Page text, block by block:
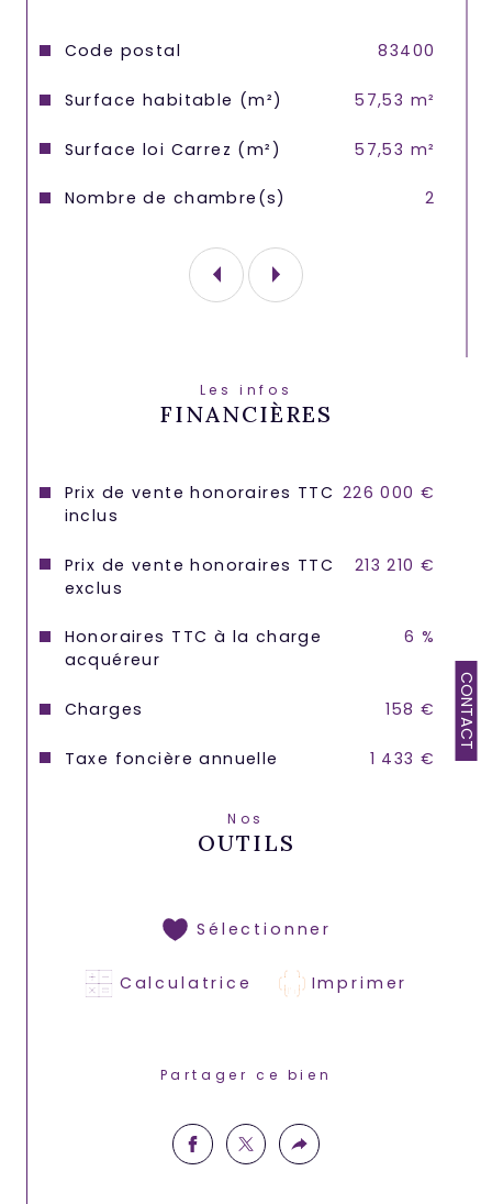
CONTACT
Caractéristiques Valeurs
Code postal 83400
Surface habitable (m²) 57,53 m²
Surface loi Carrez (m²) 57,53 m²
Nombre de chambre(s) 2
-  d’une cuisine et d’une 2
chambre
ouvrant sur une  seconde loggia
- d’une salle de bain
L’appartement nécessitera quelques
travaux de rafraichissement afin de
Congé pour vente délivré
Libre de toute occupation à partir du 5
Novembre 2026
Disponible pour visites dès
maintenant
Les informations sur les risques auxquels
www.georisques.gouv.fr
Les infos
FINANCIÈRES
Prix de vente honoraires TTC
inclus
226 000 €
Prix de vente honoraires TTC
exclus
213 210 €
Honoraires TTC à la charge
acquéreur
6 %
Charges 158 €
Taxe foncière annuelle 1 433 €
Nos
OUTILS
Sélectionner
Calculatrice Imprimer
Partager ce bien